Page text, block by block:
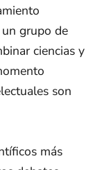
grupo de
ciencias y
son
más